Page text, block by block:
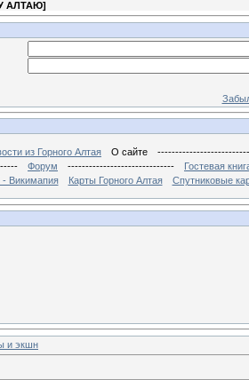
АЛТАЮ]
из Горного Алтая О сайте
Форум ------------------------------
Гостевая
- Викимапия
Карты Горного Алтая Спутниковые
и экшн